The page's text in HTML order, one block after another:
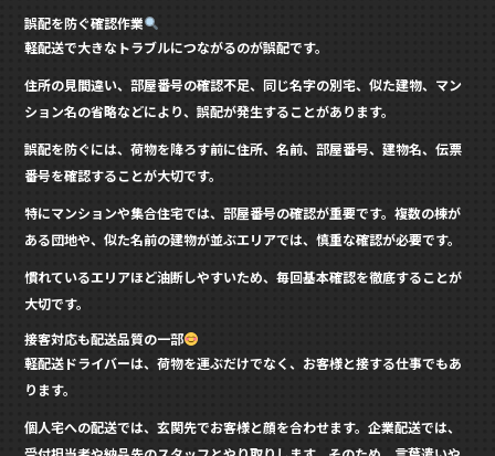
誤配を防ぐ確認作業
軽配送で大きなトラブルにつながるのが誤配です。
住所の見間違い、部屋番号の確認不足、同じ名字の別宅、似た建物、マン
ション名の省略などにより、誤配が発生することがあります。
誤配を防ぐには、荷物を降ろす前に住所、名前、部屋番号、建物名、伝票
番号を確認することが大切です。
特にマンションや集合住宅では、部屋番号の確認が重要です。複数の棟が
ある団地や、似た名前の建物が並ぶエリアでは、慎重な確認が必要です。
慣れているエリアほど油断しやすいため、毎回基本確認を徹底することが
大切です。
接客対応も配送品質の一部
軽配送ドライバーは、荷物を運ぶだけでなく、お客様と接する仕事でもあ
ります。
個人宅への配送では、玄関先でお客様と顔を合わせます。企業配送では、